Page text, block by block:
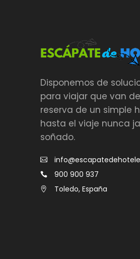
Disponemos de
para viajar que van
reserva de un simple
hasta el viaje nunca
soñado.
900 900 937
Toledo, España